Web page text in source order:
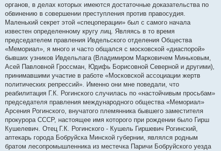
органов, в делах которых имеются достаточные доказательства по
обвинению в совершении преступления против правосудия.
Маленький секрет этой «спецоперации» был с самого начала
известен определенному кругу лиц. Являясь в то время
председателем правления Ивдельского отделения Общества
«Мемориал», я много и часто общался с московской «диаспорой»
бывших узников Ивдельлага (Владимиром Марковичем Миньковым,
Асей Павловной Гроссман, Юдифь Борисовной Северной и другими),
принимавшими участие в работе «Московской ассоциации жертв
политических репрессий». Именно они мне поведали, что
реабилитация Г.К. Рогинского случилась по «настойчивым просьбам»
председателя правления международного общества «Мемориал»
Арсения Рогинского, внучатого племянника бывшего заместителя
прокурора СССР, настоящее имя которого при рождении было Гирш
Кушелевич. Отец Г.К. Рогинского - Кушель Гиршевич Рогинский,
аптекарь города Бобруйска Минской губернии, являлся родным
братом лесопромышленника из местечка Паричи Бобруйского уезда